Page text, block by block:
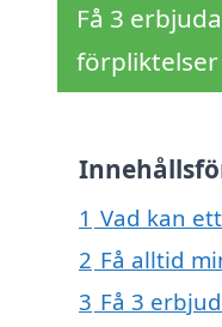
Få 3
förpliktelser
1 Vad kan
2 Få alltid
3 Få 3